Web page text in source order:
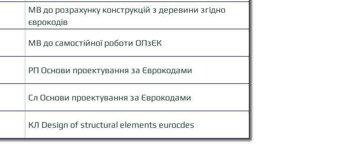
МВ до розрахунку конструкцій з деревини згідно
єврокодів
МВ до самостійної роботи ОПзЄК
РП Основи проектування за Єврокодами
Сл Основи проектування за Єврокодами
КЛ Design of structural elements eurocdes